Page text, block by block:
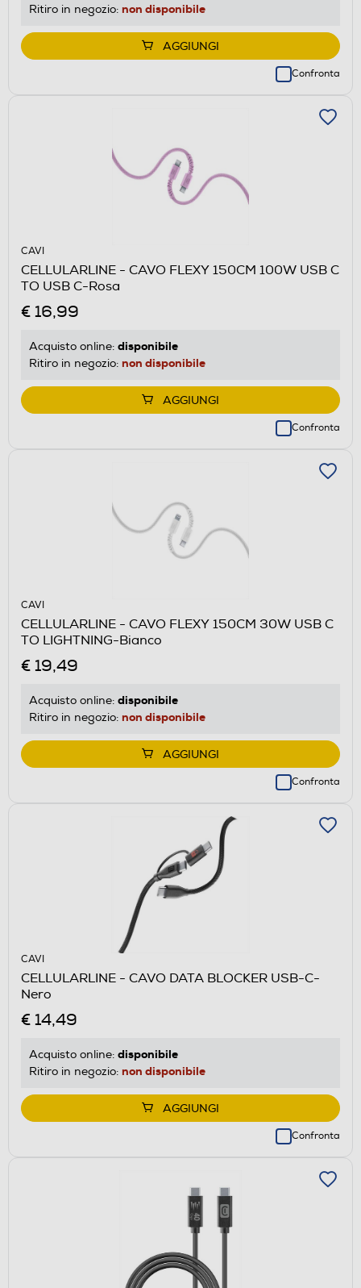
Ritiro in negozio: non disponibile
AGGIUNGI
Confronta
CAVI
CELLULARLINE - CAVO FLEXY 150CM 100W USB C
TO USB C-Rosa
€ 16,99
Acquisto online: disponibile
Ritiro in negozio: non disponibile
AGGIUNGI
Confronta
CAVI
CELLULARLINE - CAVO FLEXY 150CM 30W USB C
TO LIGHTNING-Bianco
€ 19,49
Acquisto online: disponibile
Ritiro in negozio: non disponibile
AGGIUNGI
Confronta
CAVI
CELLULARLINE - CAVO DATA BLOCKER USB-C-
Nero
€ 14,49
Acquisto online: disponibile
Ritiro in negozio: non disponibile
AGGIUNGI
Confronta